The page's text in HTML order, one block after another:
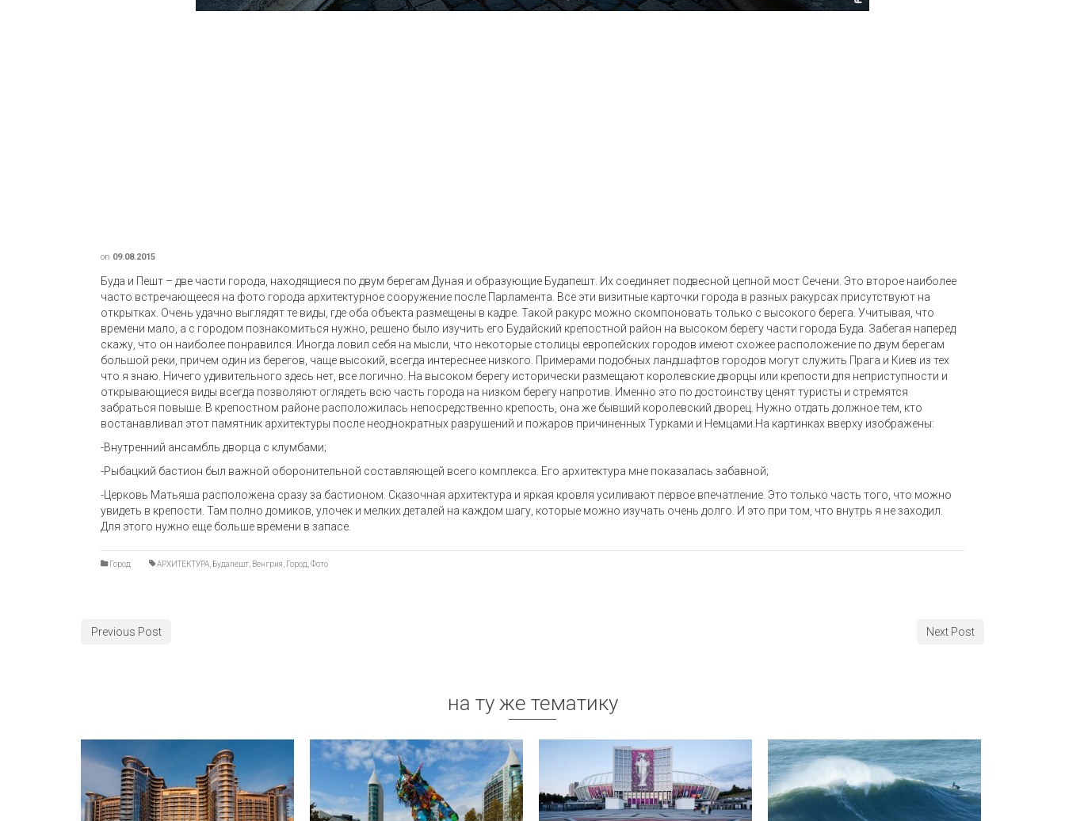
on 09.08.2015
Буда и Пешт – две части города, находящиеся по двум берегам Дуная и образующие Будапешт. Их соединяет подвесной цепной мост Сечени. Это второе наиболее
часто встречающееся на фото города архитектурное сооружение после Парламента. Все эти визитные карточки города в разных ракурсах присутствуют на
открытках. Очень удачно выглядят те виды, где оба объекта размещены в кадре. Такой ракурс можно скомпоновать только с высокого берега. Учитывая, что
времени мало, а с городом познакомиться нужно, решено было изучить его Будайский крепостной район на высоком берегу части города Буда. Забегая наперед
скажу, что он наиболее понравился. Иногда ловил себя на мысли, что некоторые столицы европейских городов имеют схожее расположение по двум берегам
большой реки, причем один из берегов, чаще высокий, всегда интереснее низкого. Примерами подобных ландшафтов городов могут служить Прага и Киев из тех
что я знаю. Ничего удивительного здесь нет, все логично. На высоком берегу исторически размещают королевские дворцы или крепости для неприступности и
открывающиеся виды всегда позволяют оглядеть всю часть города на низком берегу напротив. Именно это по достоинству ценят туристы и стремятся
забраться повыше. В крепостном районе расположилась непосредственно крепость, она же бывший королевский дворец. Нужно отдать должное тем, кто
востанавливал этот памятник архитектуры после неоднократных разрушений и пожаров причиненных Турками и Немцами.На картинках вверху изображены:
-Внутренний ансамбль дворца с клумбами;
-Рыбацкий бастион был важной оборонительной составляющей всего комплекса. Его архитектура мне показалась забавной;
-Церковь Матьяша расположена сразу за бастионом. Сказочная архитектура и яркая кровля усиливают первое впечатление. Это только часть того, что можно
увидеть в крепости. Там полно домиков, улочек и мелких деталей на каждом шагу, которые можно изучать очень долго. И это при том, что внутрь я не заходил.
Для этого нужно еще больше времени в запасе.
Город АРХИТЕКТУРА Будапешт Венгрия Город Фото
Previous Post Next Post
на ту же тематику